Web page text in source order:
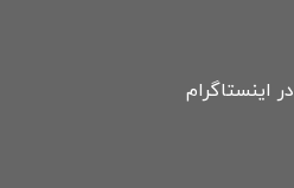
اینستاگرام